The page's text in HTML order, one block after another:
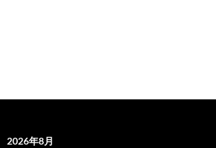
2026年8月